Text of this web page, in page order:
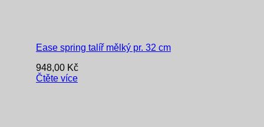
Ease spring talíř mělký pr. 32 cm
948,00 Kč
Čtěte více